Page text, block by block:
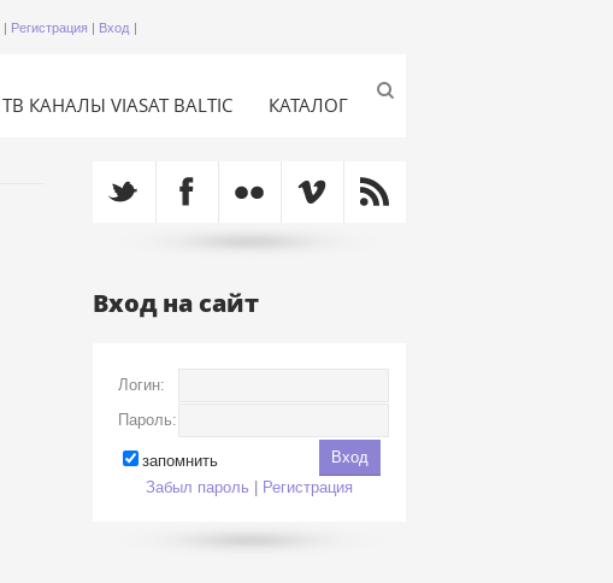
| Регистрация | Вход |
ТВ КАНАЛЫ VIASAT BALTIC КАТАЛОГ
Вход на сайт
Логин:
Пароль:
запомнить
Забыл пароль
Регистрация